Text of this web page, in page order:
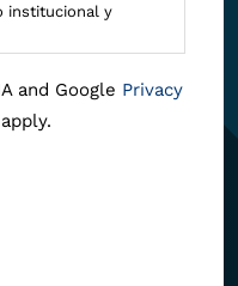
institucional y
and Google Privacy
apply.